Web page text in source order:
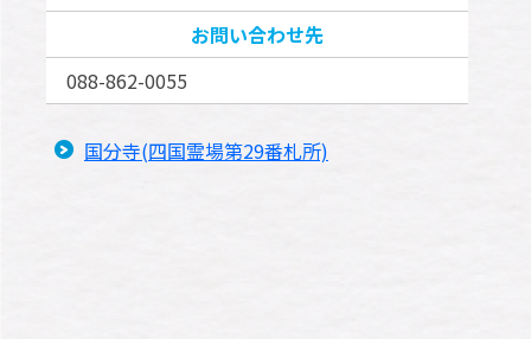
お問い合わせ先
088-862-0055
国分寺(四国霊場第29番札所)